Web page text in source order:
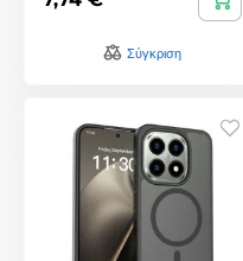
Σύγκριση